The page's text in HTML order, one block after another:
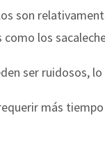
son
los
ser ruidosos,
más